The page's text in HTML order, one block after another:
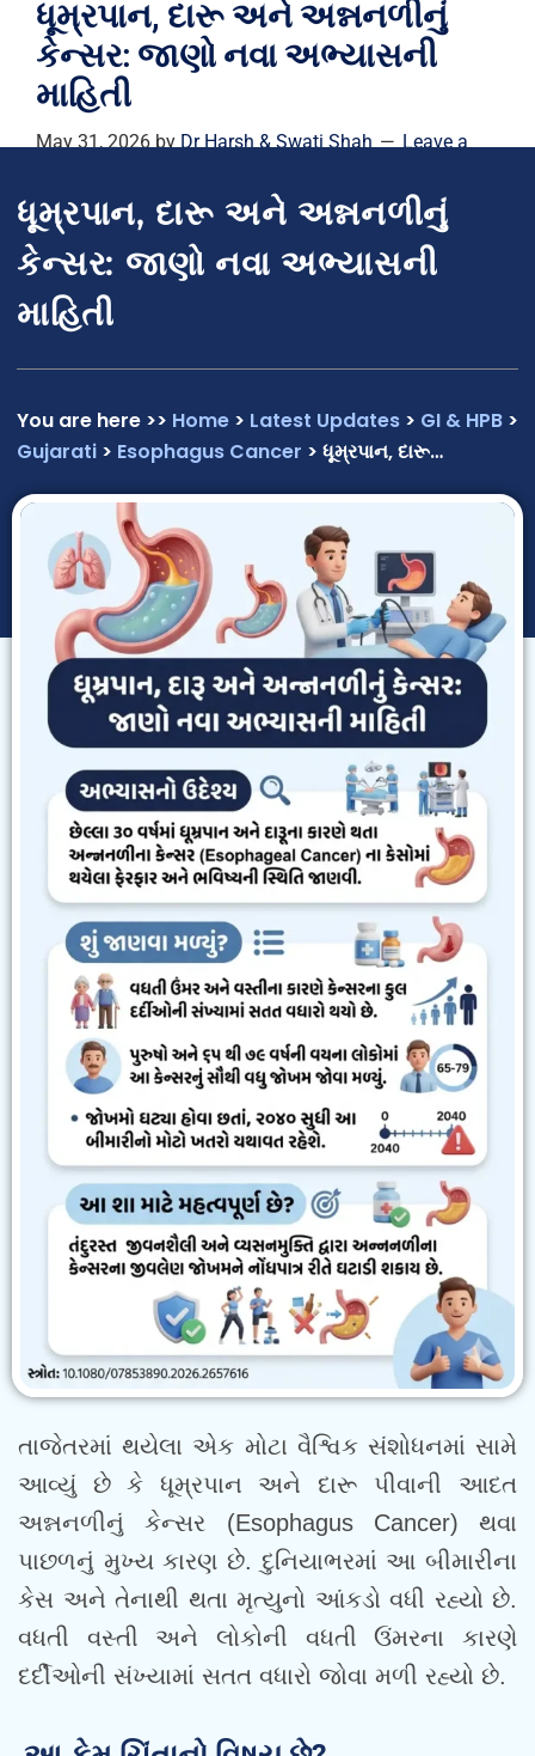
ધૂમ્રપાન, દારૂ અને અન્નનળીનું
કેન્સર: જાણો નવા અભ્યાસની
માહિતી
May 31, 2026byDr Harsh & Swati Shah
Leave a
ધૂમ્રપાન, દારૂ અને અન્નનળીનું
કેન્સર: જાણો નવા અભ્યાસની
માહિતી
You are here >> Home > Latest Updates > GI & HPB >
Gujarati > Esophagus Cancer > ધૂમ્રપાન, દારૂ…
તાજેતરમાં થયેલા એક મોટા વૈશ્વિક સંશોધનમાં સામે
આવ્યું છે કે ધૂમ્રપાન અને દારૂ પીવાની આદત
અન્નનળીનું કેન્સર (Esophagus Cancer) થવા
પાછળનું મુખ્ય કારણ છે. દુનિયાભરમાં આ બીમારીના
કેસ અને તેનાથી થતા મૃત્યુનો આંકડો વધી રહ્યો છે.
વધતી વસ્તી અને લોકોની વધતી ઉંમરના કારણે
દર્દીઓની સંખ્યામાં સતત વધારો જોવા મળી રહ્યો છે.